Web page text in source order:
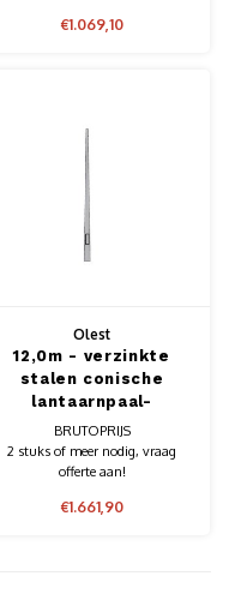
€1.069,10
Olest
12,0m - verzinkte
stalen conische
lantaarnpaal-
lichtmast, lengte
12,0m, topmaat
76mm, wanddikte 4m,
uitvoering
BRUTOPRIJS
2 stuks of meer nodig, vraag
offerte aan!
€1.661,90